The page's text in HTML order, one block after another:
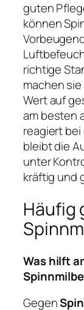
guten
können
richtige
machen
Wert auf
am besten
reagiert
bleibt die
unter
kräftig und
Häufig
Was hilft
Gegen